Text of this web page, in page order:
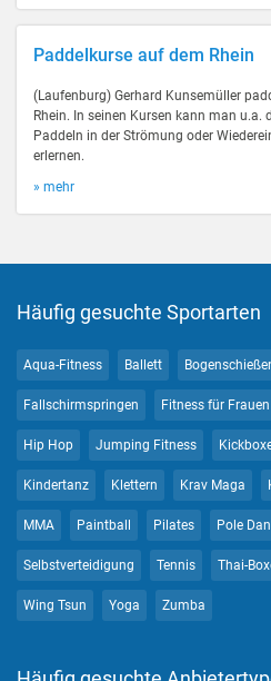
Paddelkurse auf dem Rhein
(Laufenburg) Gerhard Kunsemüller
Rhein. In seinen Kursen kann man u.a.
Paddeln in der Strömung oder
erlernen.
» mehr
Häufig gesuchte Sportarten
Aqua-Fitness Ballett
Fallschirmspringen Fitness für Frauen
Hip Hop Jumping Fitness
Kindertanz Klettern Krav Maga
MMA Paintball Pilates Pole
Selbstverteidigung Tennis Thai-
Wing Tsun Yoga Zumba